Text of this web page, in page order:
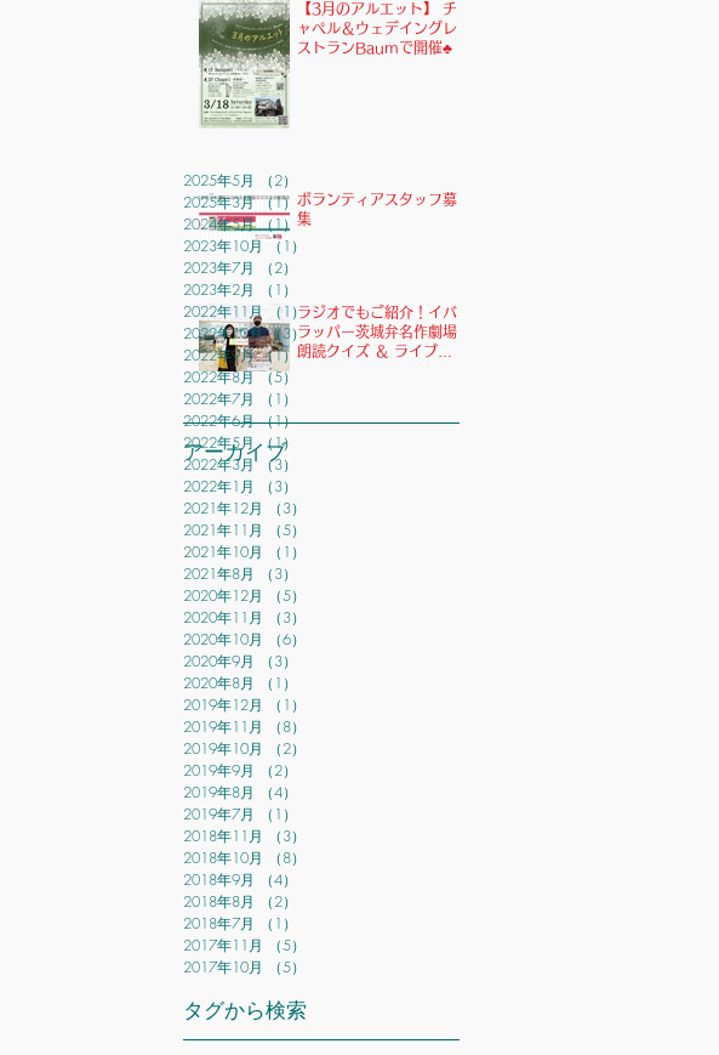
【3月のアルエット】 チ
ャペル＆ウェデイングレ
ストランBaumで開催♣︎
ボランティアスタッフ募
集
ラジオでもご紹介！イバ
ラッパー茨城弁名作劇場
朗読クイズ ＆ ライブ開
アーカイブ
2025年5月 （2）
2025年3月 （1） 1件の記事
2024年5月 （1） 1件の記事
2023年10月 （1）
2023年7月
（2）
2023年2月
（1）
2022年11月
（1）1件の記事
2022年10月 （3）3件の記事
2022年9月 （1） 1件の記事
2022年8月 （5）
2022年7月
（1）
2022年6月 （1）1件の記事
2022年5月 （1）
2022年3月
（3）
2022年1月
（3）
2021年12月
（3）
2021年11月
（5）
2021年10月
（1）
2021年8月
（3）
2020年12月
（5）
2020年11月
（3）
2020年10月
（6）
2020年9月
（3）
2020年8月
（1）
2019年12月
（1）
2019年11月
（8）
2019年10月
（2）
2019年9月
（2）
2019年8月
（4）
2019年7月
（1）
2018年11月
（3）
2018年10月
（8）
2018年9月
（4）
2018年8月
（2）
2018年7月
（1）
2017年11月
（5）
2017年10月
（5）
タグから検索